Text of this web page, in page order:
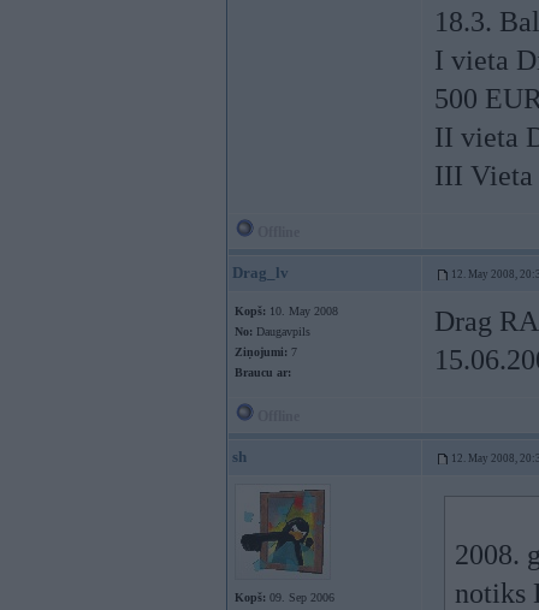
18.3.
I vieta
500
II vieta
III Vieta
Drag_lv 12. May 2008,
Kopš: 10. May 2008
No: Daugavpils
Ziņojumi: 7
Braucu ar:
Drag
sh 12. May 2008,
Kopš: 09. Sep 2006
2008.
notiks